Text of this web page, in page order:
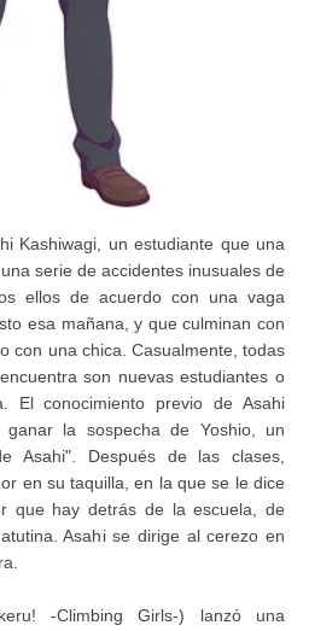
Kashiwagi, un estudiante que una
serie de accidentes inusuales de
ellos de acuerdo con una vaga
esa mañana, y que culminan con
con una chica. Casualmente, todas
son nuevas estudiantes o
El conocimiento previo de Asahi
la sospecha de Yoshio, un
Asahi". Después de las clases,
en su taquilla, en la que se le dice
que hay detrás de la escuela, de
Asahi se dirige al cerezo en
-Climbing Girls-) lanzó una